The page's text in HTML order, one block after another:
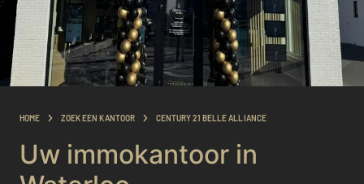
HOME ZOEK EEN KANTOOR CENTURY 21 BELLE ALLIANCE
Uw immokantoor in